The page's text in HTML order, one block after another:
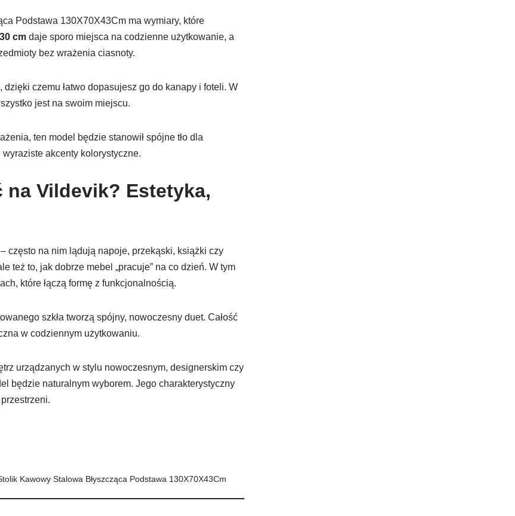
Podstawa 130X70X43Cm ma wymiary, które
cm daje sporo miejsca na codzienne użytkowanie, a
bez wrażenia ciasnoty.
czemu łatwo dopasujesz go do kanapy i foteli. W
jest na swoim miejscu.
ten model będzie stanowił spójne tło dla
akcenty kolorystyczne.
Vildevik? Estetyka,
często na nim lądują napoje, przekąski, książki czy
też to, jak dobrze mebel „pracuje” na co dzień. W tym
które łączą formę z funkcjonalnością.
szkła tworzą spójny, nowoczesny duet. Całość
w codziennym użytkowaniu.
urządzanych w stylu nowoczesnym, designerskim czy
będzie naturalnym wyborem. Jego charakterystyczny
Kawowy Stalowa Błyszcząca Podstawa 130X70X43Cm